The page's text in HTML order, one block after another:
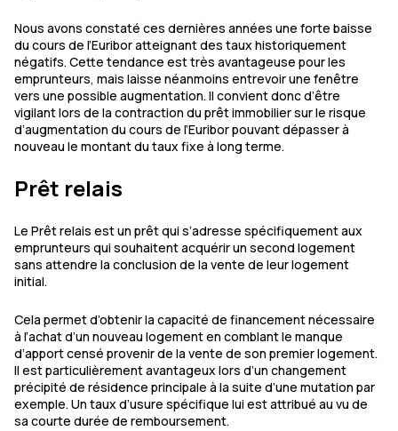
Nous avons constaté ces dernières années une forte baisse
du cours de l’Euribor atteignant des taux historiquement
négatifs. Cette tendance est très avantageuse pour les
emprunteurs, mais laisse néanmoins entrevoir une fenêtre
vers une possible augmentation. Il convient donc d’être
vigilant lors de la contraction du prêt immobilier sur le risque
d’augmentation du cours de l’Euribor pouvant dépasser à
nouveau le montant du taux fixe à long terme.
Prêt relais
Le Prêt relais est un prêt qui s’adresse spécifiquement aux
emprunteurs qui souhaitent acquérir un second logement
sans attendre la conclusion de la vente de leur logement
initial.
Cela permet d’obtenir la capacité de financement nécessaire
à l’achat d’un nouveau logement en comblant le manque
d’apport censé provenir de la vente de son premier logement.
Il est particulièrement avantageux lors d’un changement
précipité de résidence principale à la suite d’une mutation par
exemple. Un taux d’usure spécifique lui est attribué au vu de
sa courte durée de remboursement.